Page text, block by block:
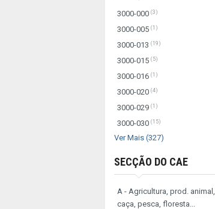
3000-000 (3)
3000-005 (1)
3000-013 (19)
3000-015 (5)
3000-016 (1)
3000-020 (4)
3000-029 (1)
3000-030 (15)
Ver Mais (327)
SECÇÃO DO CAE
A - Agricultura, prod. animal,
caça, pesca, floresta...